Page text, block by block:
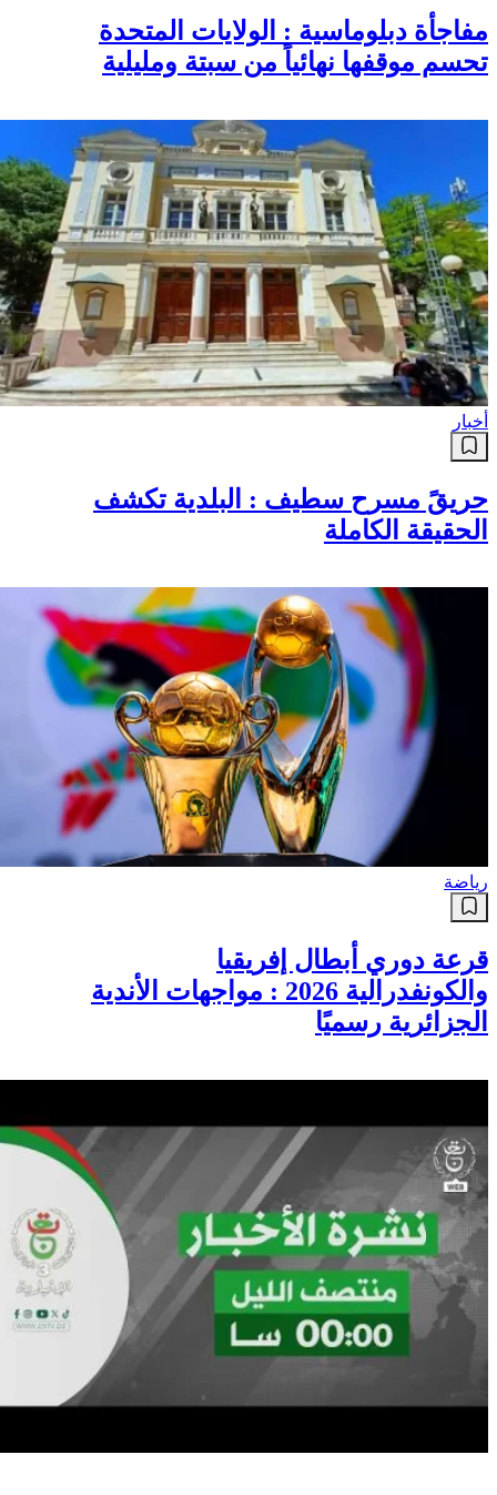
مفاجأة دبلوماسية : الولايات المتحدة
تحسم موقفها نهائياً من سبتة ومليلية
أخبار
حريقً مسرح سطيف : البلدية تكشف
الحقيقة الكاملة
رياضة
قرعة دوري أبطال إفريقيا
والكونفدرالية 2026 : مواجهات الأندية
الجزائرية رسميًا